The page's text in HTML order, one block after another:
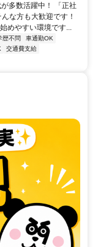
多数活躍中！ 「正社
な方も大歓迎です！
めやすい環境です...
歴不問
車通勤OK
交通費支給